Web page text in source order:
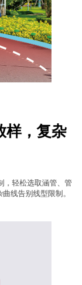
样，复杂
，轻松选取涵管、管
线告别线型限制。